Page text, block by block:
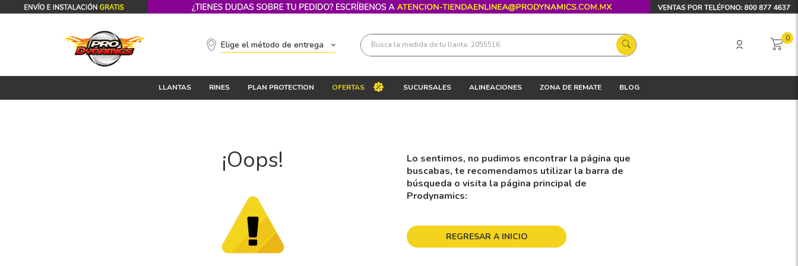
Elige el método de entrega Busca la medida de tu llanta: 2055516 0
LLANTAS RINES PLAN PROTECTION OFERTAS SUCURSALES ALINEACIONES ZONA DE REMATE BLOG
¡Oops!
Lo sentimos, no pudimos encontrar la página que
buscabas, te recomendamos utilizar la barra de
búsqueda o visita la página principal de
Prodynamics:
REGRESAR A INICIO
Términos más buscados